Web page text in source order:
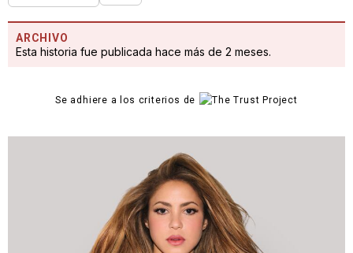
ARCHIVO
Esta historia fue publicada hace más de 2 meses.
Se adhiere a los criterios de